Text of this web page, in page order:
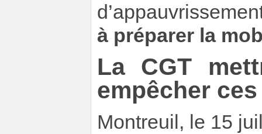
à préparer la
La CGT
empêcher
Montreuil, le 15